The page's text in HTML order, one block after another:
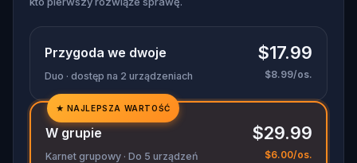
Przygoda we dwoje
Duo · dostęp na 2 urządzeniach
$17.99
$8.99/os.
✓
✓
★ NAJLEPSZA WARTOŚĆ
W grupie
Karnet grupowy · Do 5 urządzeń
$29.99
$6.00/os.